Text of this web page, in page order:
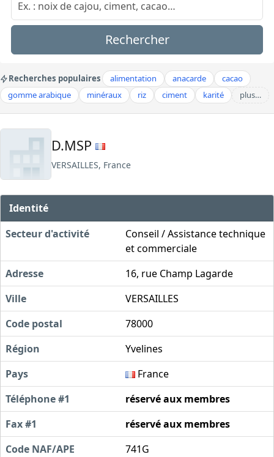
Rechercher
Recherches populaires alimentation anacarde
cacao
gomme arabique
minéraux riz ciment karité plus…
D.MSP
VERSAILLES, France
Identité
Secteur d'activité
Conseil / Assistance technique
et commerciale
Adresse
16, rue Champ Lagarde
Ville
VERSAILLES
Code postal
78000
Région
Yvelines
Pays
France
Téléphone #1
réservé aux membres
Fax #1
réservé aux membres
Code NAF/APE
741G